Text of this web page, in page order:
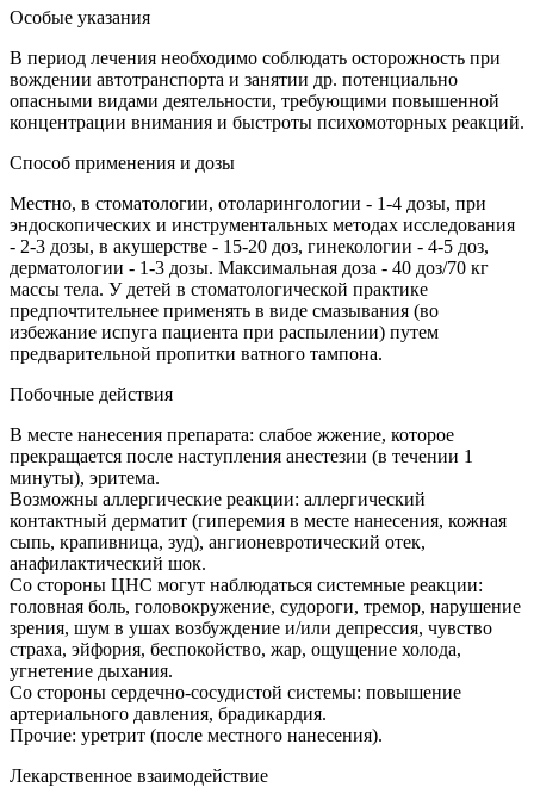
Особые указания
В период лечения необходимо соблюдать осторожность при
вождении автотранспорта и занятии др. потенциально
опасными видами деятельности, требующими повышенной
концентрации внимания и быстроты психомоторных реакций.
Способ применения и дозы
Местно, в стоматологии, отоларингологии - 1-4 дозы, при
эндоскопических и инструментальных методах исследования
- 2-3 дозы, в акушерстве - 15-20 доз, гинекологии - 4-5 доз,
дерматологии - 1-3 дозы. Максимальная доза - 40 доз/70 кг
массы тела. У детей в стоматологической практике
предпочтительнее применять в виде смазывания (во
избежание испуга пациента при распылении) путем
предварительной пропитки ватного тампона.
Побочные действия
В месте нанесения препарата: слабое жжение, которое
прекращается после наступления анестезии (в течении 1
минуты), эритема.
Возможны аллергические реакции: аллергический
контактный дерматит (гиперемия в месте нанесения, кожная
сыпь, крапивница, зуд), ангионевротический отек,
анафилактический шок.
Со стороны ЦНС могут наблюдаться системные реакции:
головная боль, головокружение, судороги, тремор, нарушение
зрения, шум в ушах возбуждение и/или депрессия, чувство
страха, эйфория, беспокойство, жар, ощущение холода,
угнетение дыхания.
Со стороны сердечно-сосудистой системы: повышение
артериального давления, брадикардия.
Прочие: уретрит (после местного нанесения).
Лекарственное взаимодействие